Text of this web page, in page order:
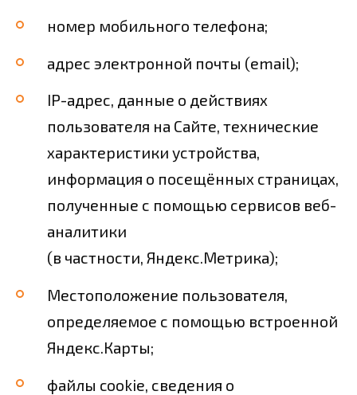
номер мобильного телефона;
адрес электронной почты (email);
IP-адрес, данные о действиях
пользователя на Сайте, технические
характеристики устройства,
информация о посещённых страницах,
полученные с помощью сервисов веб-
аналитики
(в частности, Яндекс.Метрика);
Местоположение пользователя,
определяемое с помощью встроенной
Яндекс.Карты;
файлы cookie, сведения о